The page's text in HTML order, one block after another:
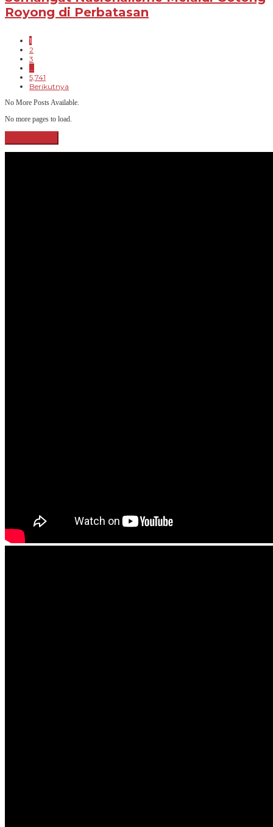
Royong di Perbatasan
1
2
3
5,741
Berikutnya
No More Posts Available.
No more pages to load.